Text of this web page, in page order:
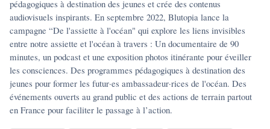
pédagogiques à destination des jeunes et crée des contenus
audiovisuels inspirants. En septembre 2022, Blutopia lance la
campagne “De l'assiette à l'océan" qui explore les liens invisibles
entre notre assiette et l'océan à travers : Un documentaire de 90
minutes, un podcast et une exposition photos itinérante pour éveiller
les consciences. Des programmes pédagogiques à destination des
jeunes pour former les futur·es ambassadeur·rices de l'océan. Des
événements ouverts au grand public et des actions de terrain partout
en France pour faciliter le passage à l’action.